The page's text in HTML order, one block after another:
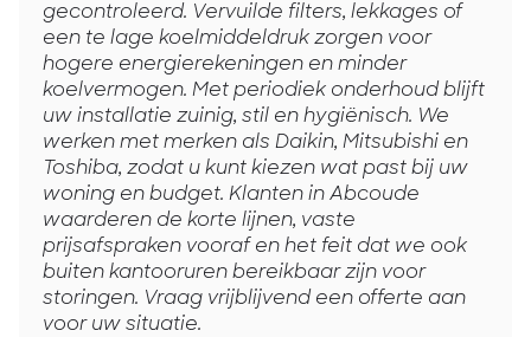
gecontroleerd. Vervuilde filters, lekkages of
een te lage koelmiddeldruk zorgen voor
hogere energierekeningen en minder
koelvermogen. Met periodiek onderhoud blijft
uw installatie zuinig, stil en hygiënisch. We
werken met merken als Daikin, Mitsubishi en
Toshiba, zodat u kunt kiezen wat past bij uw
woning en budget. Klanten in Abcoude
waarderen de korte lijnen, vaste
prijsafspraken vooraf en het feit dat we ook
buiten kantooruren bereikbaar zijn voor
storingen. Vraag vrijblijvend een offerte aan
voor uw situatie.